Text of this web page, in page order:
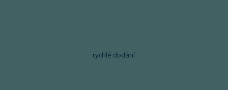
rychlé dodání